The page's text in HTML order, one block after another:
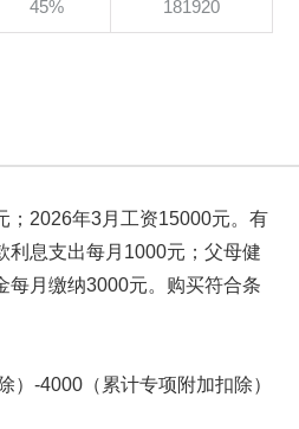
45% 181920
；2026年3月工资15000元。有
利息支出每月1000元；父母健
每月缴纳3000元。购买符合条
-4000（累计专项附加扣除）